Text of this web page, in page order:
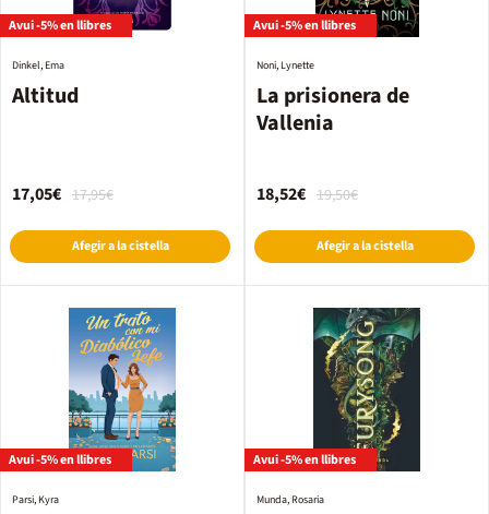
Avui -5% en llibres
Altitud
Dinkel, Ema
17,95€
17,05€
Afegir a la cistella
Avui -5% en llibres
La prisionera de
Vallenia
Noni, Lynette
19,50€
18,52€
Afegir a la cistella
Avui -5% en llibres
Parsi, Kyra
Avui -5% en llibres
Munda, Rosaria